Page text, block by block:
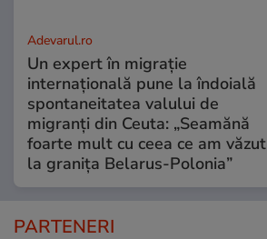
Adevarul.ro
Un expert în migrație
internațională pune la îndoială
spontaneitatea valului de
migranți din Ceuta: „Seamănă
foarte mult cu ceea ce am văzut
la granița Belarus-Polonia”
PARTENERI